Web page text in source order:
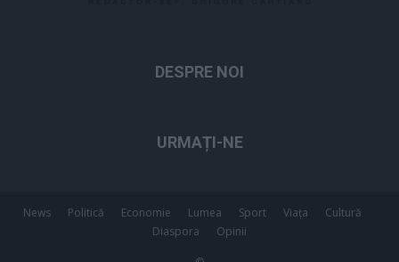
DESPRE NOI
URMAȚI-NE
News Politică Economie Lumea Sport Viața
Cultură
Diaspora
Opinii